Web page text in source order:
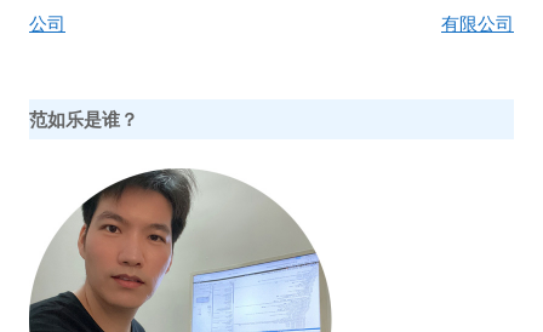
导
公司
有限公司
范如乐是谁？